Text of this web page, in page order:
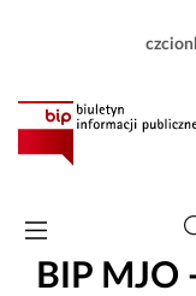
BIP MJO